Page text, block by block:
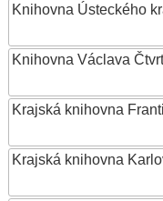
Knihovna Ústeckého
Knihovna Václava
Krajská knihovna
Krajská knihovna